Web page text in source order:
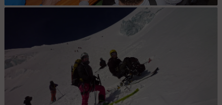
Natescrocs : ...et son fouet !